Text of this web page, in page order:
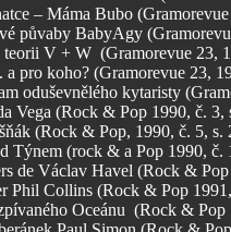
– Máma Bubo
půvaby BabyAgy
teorii V + W (Gramorevue 23,
a pro koho? (Gramorevue 23,
oduševnělého kytaristy
Vega (Rock & Pop 1990, č. 3,
(Rock & Pop, 1990, č. 5, s.
Týnem (rock & a Pop 1990, č.
de Václav Havel (Rock &
Phil Collins (Rock & Pop
Oceánu (Rock & Pop